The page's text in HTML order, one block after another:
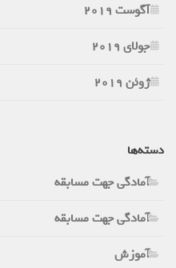
آگوست 2019
جولای 2019
ژوئن 2019
دسته‌ها
آمادگی جهت مسابقه
آمادگی جهت مسابقه
آموزش